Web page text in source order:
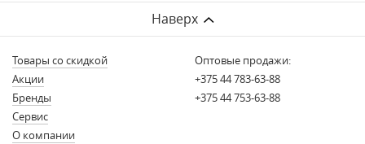
Наверх
Товары со скидкой
Акции
Бренды
Сервис
О компании
Оптовые продажи:
+375 44 783-63-88
+375 44 753-63-88